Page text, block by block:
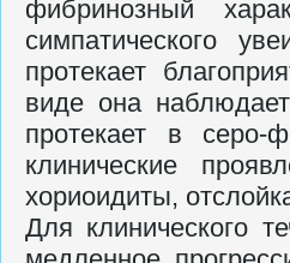
фибринозный
симпатического
протекает
виде она
про­текает в
клинические
хориоидиты,
Для клинического